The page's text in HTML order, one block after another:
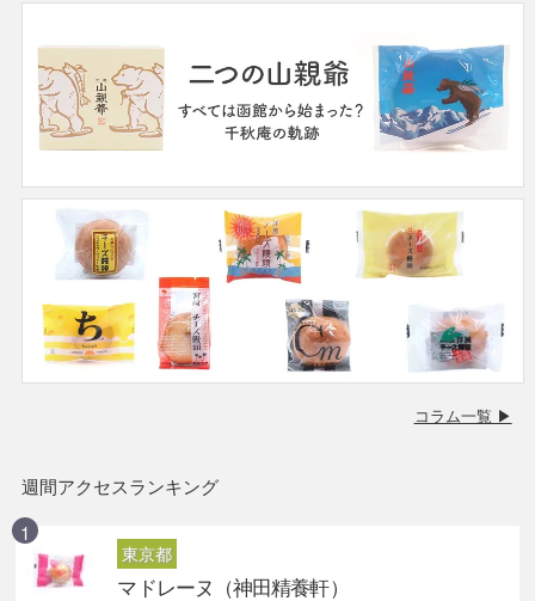
コラム一覧 ▶
週間アクセスランキング
東京都
マドレーヌ（神田精養軒）